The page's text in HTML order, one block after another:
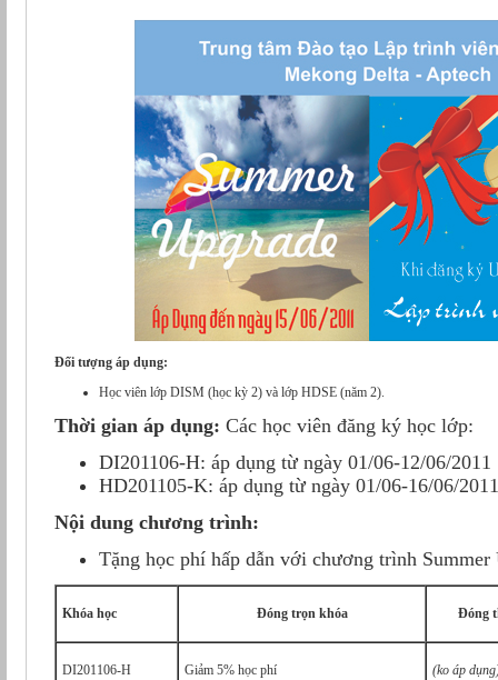
Đối tượng áp dụng:
Học viên lớp DISM (học kỳ 2) và lớp HDSE (năm 2).
Thời gian áp dụng: Các học viên đăng ký học lớp:
DI201106-H: áp dụng từ ngày 01/06-12/06/2011
HD201105-K: áp dụng từ ngày 01/06-16/06/2011
Nội dung chương trình:
Tặng học phí hấp dẫn với chương trình Summer
Khóa học Đóng trọn khóa Đóng
DI201106-H Giảm 5% học phí (ko áp